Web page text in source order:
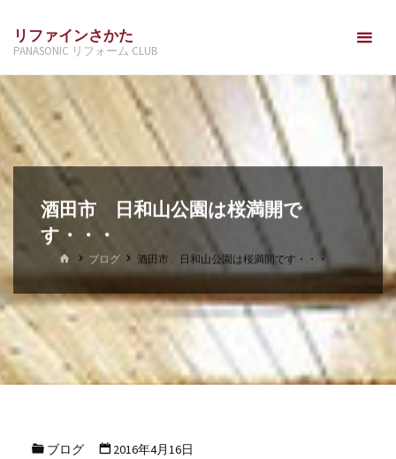
ン
ツ
へ
ス
キ
ッ
リファインさかた
PANASONIC リフォーム CLUB
酒田市 日和山公園は桜満開で
す・・・
ホ
ー
ブログ 酒田市 日和山公園は桜満開です・・・
ブログ 2016年4月16日